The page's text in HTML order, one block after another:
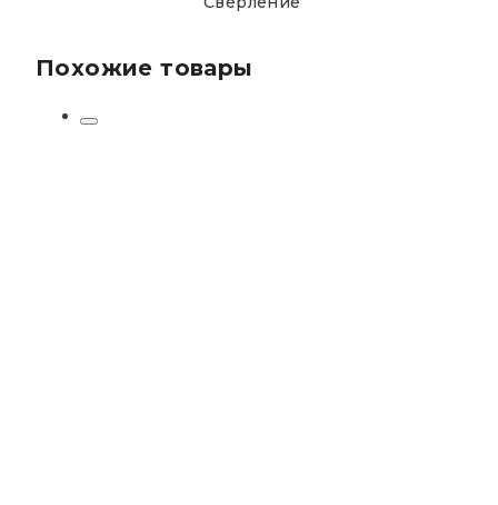
Похожие товары